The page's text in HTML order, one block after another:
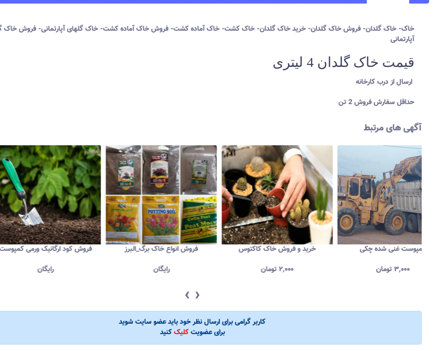
خاک- خاک گلدان- فروش خاک گلدان- خرید خاک گلدان- خاک کشت- خاک آماده کشت- فروش خاک آماده کشت- خاک گلهای آپارتمانی- فروش خاک
آپارتمانی
قیمت خاک گلدان 4 لیتری
حداقل سفارش فروش 2 تن
آگهی های مرتبط
فروش کود ارگانیک
فروش انواع خاک برگ_البرز
خرید و فروش خاک کاکتوس
۲,۰۰۰
کمپوست غنی شده چکی
۳,۰۰۰
‹ ›
کاربر گرامی برای ارسال نظر خود باید عضو سایت شوید
برای عضویتکلیککنید